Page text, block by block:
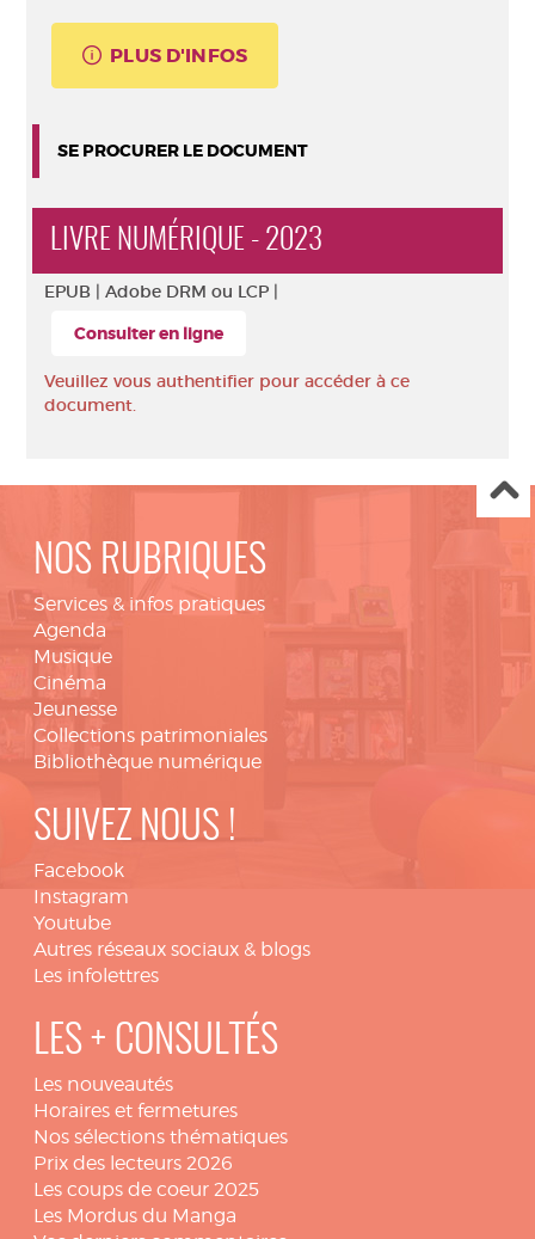
PLUS D'INFOS
SE PROCURER LE DOCUMENT
LIVRE NUMÉRIQUE - 2023
EPUB | Adobe DRM ou LCP |
Consulter en ligne
Veuillez vous authentifier pour accéder à ce
document.
NOS RUBRIQUES
Services & infos pratiques
Agenda
Musique
Cinéma
Jeunesse
Collections patrimoniales
Bibliothèque numérique
SUIVEZ NOUS !
Facebook
Instagram
Youtube
Autres réseaux sociaux & blogs
Les infolettres
LES + CONSULTÉS
Les nouveautés
Horaires et fermetures
Nos sélections thématiques
Prix des lecteurs 2026
Les coups de coeur 2025
Les Mordus du Manga